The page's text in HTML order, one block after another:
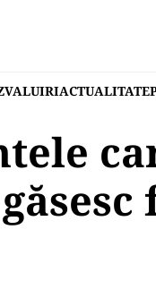
ACTUALITATE